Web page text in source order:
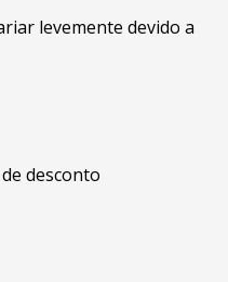
levemente devido a
desconto